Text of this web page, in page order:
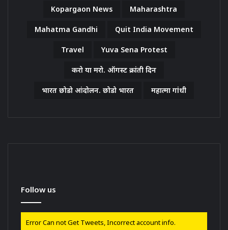
Kopargaon News Maharashtra
Mahatma Gandhi Quit India Movement
Travel Yuva Sena Protest
करो या मरो. ऑगस्ट क्रांती दिन
भारत छोडो आंदोलन. छोडो भारत महात्मा गांधी
Follow us
Error Can not Get Tweets, Incorrect account info.